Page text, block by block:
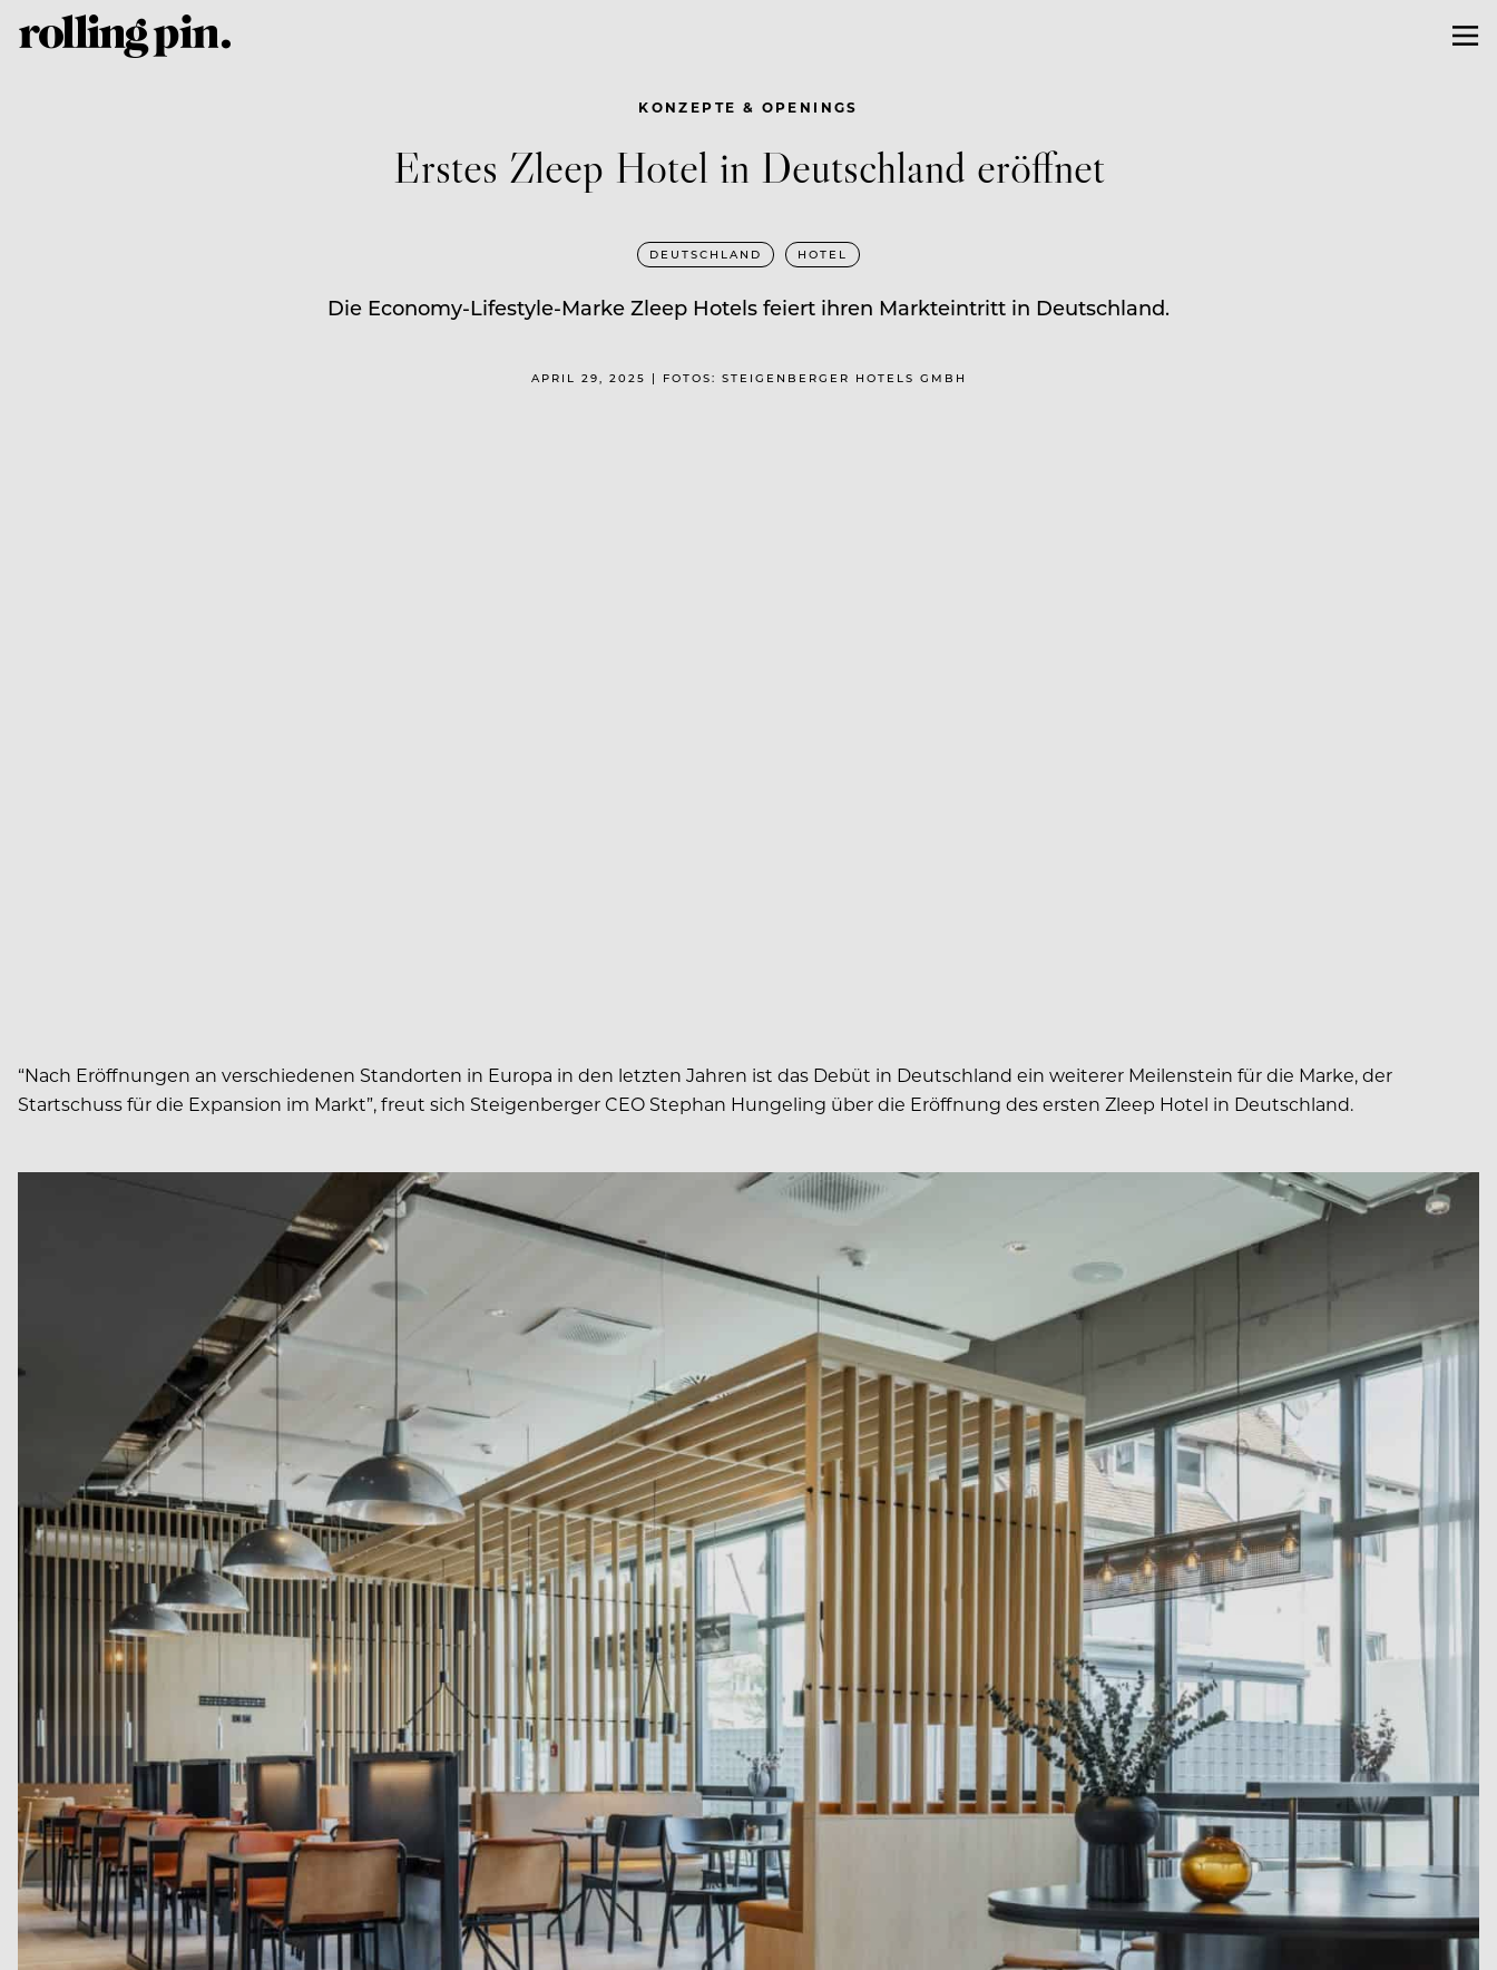
KONZEPTE & OPENINGS
Erstes Zleep Hotel in Deutschland eröffnet
DEUTSCHLAND HOTEL
Die Economy-Lifestyle-Marke Zleep Hotels feiert ihren Markteintritt in Deutschland.
APRIL 29, 2025 | FOTOS: STEIGENBERGER HOTELS GMBH
“Nach Eröffnungen an verschiedenen Standorten in Europa in den letzten Jahren ist das Debüt in Deutschland ein weiterer Meilenstein für die Marke, der
Startschuss für die Expansion im Markt”, freut sich Steigenberger CEO Stephan Hungeling über die Eröffnung des ersten Zleep Hotel in Deutschland.